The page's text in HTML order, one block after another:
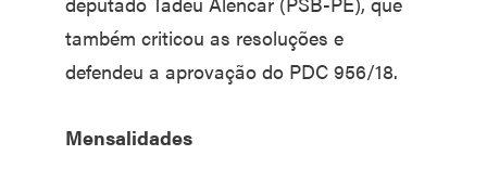
também criticou as resoluções e
defendeu a aprovação do PDC 956/18.
Mensalidades